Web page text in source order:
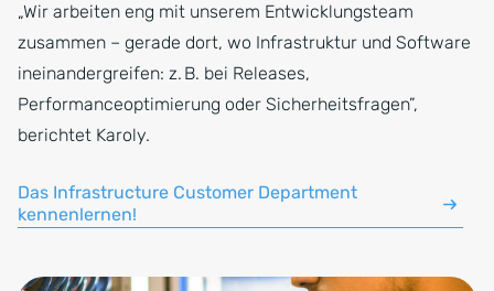
„Wir arbeiten eng mit unserem Entwicklungsteam
zusammen – gerade dort, wo Infrastruktur und Software
ineinandergreifen: z. B. bei Releases,
Performanceoptimierung oder Sicherheitsfragen”,
berichtet Karoly.
Das Infrastructure Customer Department
kennenlernen!